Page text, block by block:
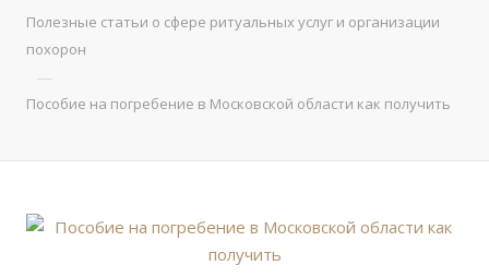
Полезные статьи о сфере ритуальных услуг и организации
похорон
—
Пособие на погребение в Московской области как получить